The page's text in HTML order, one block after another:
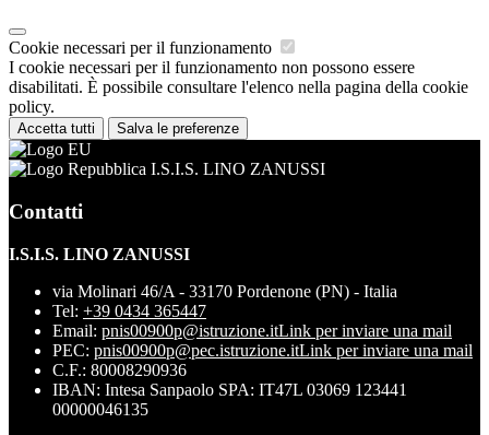
Cookie necessari per il funzionamento
I cookie necessari per il funzionamento non possono essere
disabilitati. È possibile consultare l'elenco nella pagina della cookie
policy.
Accetta tutti Salva le preferenze
I.S.I.S. LINO ZANUSSI
Contatti
I.S.I.S. LINO ZANUSSI
via Molinari 46/A - 33170 Pordenone (PN) - Italia
Tel: +39 0434 365447
Email: pnis00900p@istruzione.itLink per inviare una mail
PEC: pnis00900p@pec.istruzione.itLink per inviare una mail
C.F.: 80008290936
IBAN: Intesa Sanpaolo SPA: IT47L 03069 123441
00000046135